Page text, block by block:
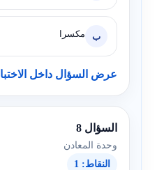
ب مكسرا
عرض السؤال داخل
السؤال 8
وحدة المعادن
النقاط: 1